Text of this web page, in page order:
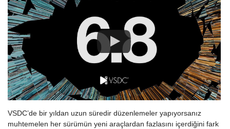
VSDC’de bir yıldan uzun süredir düzenlemeler yapıyorsanız
muhtemelen her sürümün yeni araçlardan fazlasını içerdiğini fark